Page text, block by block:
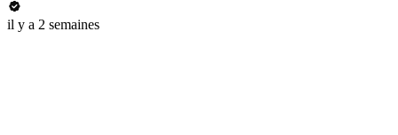
il y a 2 semaines